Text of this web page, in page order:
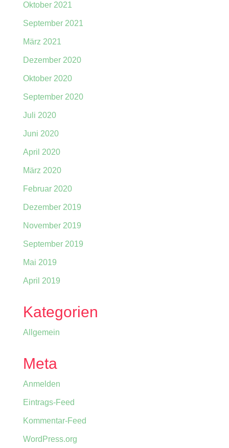
Oktober 2021
September 2021
März 2021
Dezember 2020
Oktober 2020
September 2020
Juli 2020
Juni 2020
April 2020
März 2020
Februar 2020
Dezember 2019
November 2019
September 2019
Mai 2019
April 2019
Kategorien
Allgemein
Meta
Anmelden
Eintrags-Feed
Kommentar-Feed
WordPress.org